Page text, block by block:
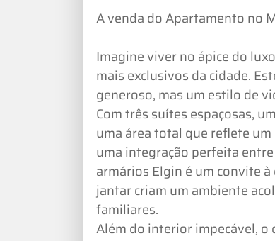
A venda do Apartamento no
Imagine viver no ápice do
mais exclusivos da cidade.
generoso, mas um estilo de
Com três suítes espaçosas,
uma área total que reflete
uma integração perfeita
armários Elgin é um convite
jantar criam um ambiente
familiares.
Além do interior impecável,